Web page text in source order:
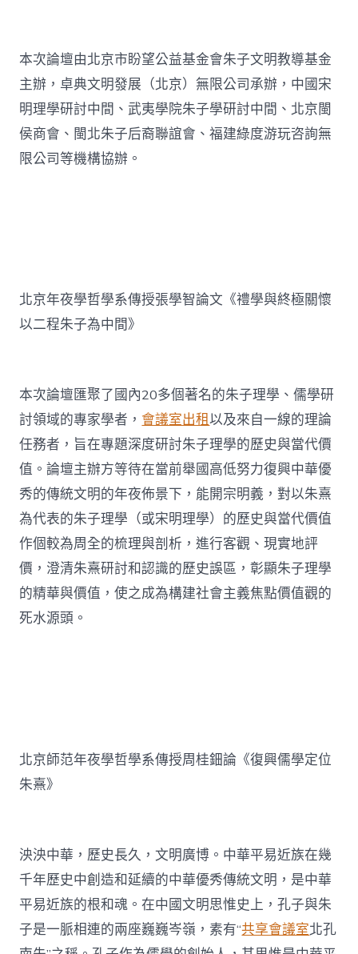
本次論壇由北京市盼望公益基金會朱子文明教導基金
主辦，卓典文明發展（北京）無限公司承辦，中國宋
明理學研討中間、武夷學院朱子學研討中間、北京閩
侯商會、閩北朱子后裔聯誼會、福建綠度游玩咨詢無
限公司等機構協辦。
北京年夜學哲學系傳授張學智論文《禮學與終極關懷
以二程朱子為中間》
本次論壇匯聚了國內20多個著名的朱子理學、儒學研
討領域的專家學者，會議室出租以及來自一線的理論
任務者，旨在專題深度研討朱子理學的歷史與當代價
值。論壇主辦方等待在當前舉國高低努力復興中華優
秀的傳統文明的年夜佈景下，能開宗明義，對以朱熹
為代表的朱子理學（或宋明理學）的歷史與當代價值
作個較為周全的梳理與剖析，進行客觀、現實地評
價，澄清朱熹研討和認識的歷史誤區，彰顯朱子理學
的精華與價值，使之成為構建社會主義焦點價值觀的
死水源頭。
北京師范年夜學哲學系傳授周桂鈿論《復興儒學定位
朱熹》
泱泱中華，歷史長久，文明廣博。中華平易近族在幾
千年歷史中創造和延續的中華優秀傳統文明，是中華
平易近族的根和魂。在中國文明思惟史上，孔子與朱
子是一脈相連的兩座巍巍岑嶺，素有“共享會議室北孔